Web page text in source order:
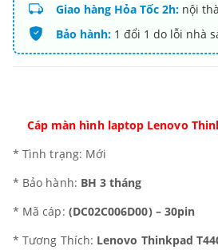
Giao hàng Hỏa Tốc 2h:nội
Bảo hành:1 đổi 1 do lỗi nhà
Cáp màn hình laptop Lenovo
* Tình trạng: Mới
* Bảo hành: BH 3 tháng
* Mã cáp: (DC02C006D00) – 30pin
* Tương Thích: Lenovo Thinkpad